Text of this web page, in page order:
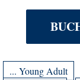
... Young Adult